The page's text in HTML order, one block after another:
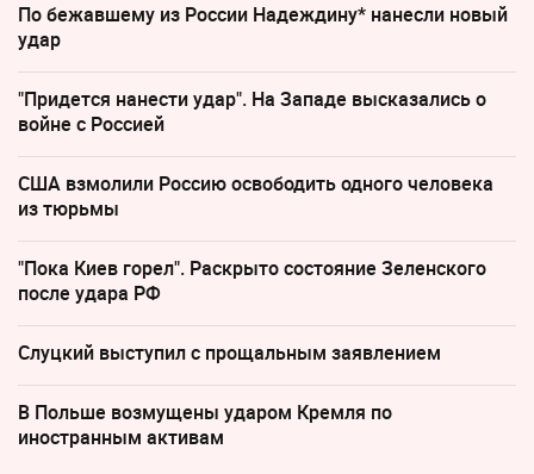
По бежавшему из России Надеждину* нанесли новый
удар
"Придется нанести удар". На Западе высказались о
войне с Россией
США взмолили Россию освободить одного человека
из тюрьмы
"Пока Киев горел". Раскрыто состояние Зеленского
после удара РФ
Слуцкий выступил с прощальным заявлением
В Польше возмущены ударом Кремля по
иностранным активам